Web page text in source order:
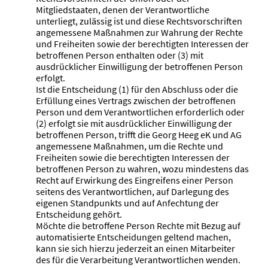
Mitgliedstaaten, denen der Verantwortliche
unterliegt, zulässig ist und diese Rechtsvorschriften
angemessene Maßnahmen zur Wahrung der Rechte
und Freiheiten sowie der berechtigten Interessen der
betroffenen Person enthalten oder (3) mit
ausdrücklicher Einwilligung der betroffenen Person
erfolgt.
Ist die Entscheidung (1) für den Abschluss oder die
Erfüllung eines Vertrags zwischen der betroffenen
Person und dem Verantwortlichen erforderlich oder
(2) erfolgt sie mit ausdrücklicher Einwilligung der
betroffenen Person, trifft die Georg Heeg eK und AG
angemessene Maßnahmen, um die Rechte und
Freiheiten sowie die berechtigten Interessen der
betroffenen Person zu wahren, wozu mindestens das
Recht auf Erwirkung des Eingreifens einer Person
seitens des Verantwortlichen, auf Darlegung des
eigenen Standpunkts und auf Anfechtung der
Entscheidung gehört.
Möchte die betroffene Person Rechte mit Bezug auf
automatisierte Entscheidungen geltend machen,
kann sie sich hierzu jederzeit an einen Mitarbeiter
des für die Verarbeitung Verantwortlichen wenden.